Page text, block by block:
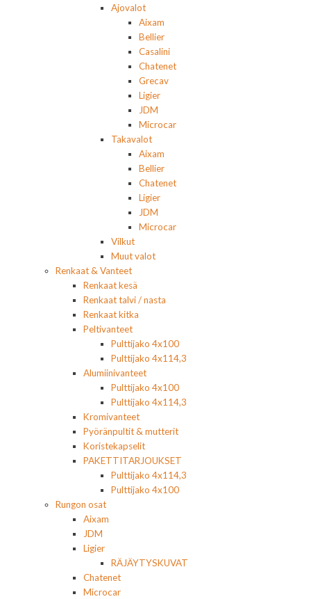
Ajovalot
Aixam
Bellier
Casalini
Chatenet
Grecav
Ligier
JDM
Microcar
Takavalot
Aixam
Bellier
Chatenet
Ligier
JDM
Microcar
Vilkut
Muut valot
Renkaat & Vanteet
Renkaat kesä
Renkaat talvi / nasta
Renkaat kitka
Peltivanteet
Pulttijako 4x100
Pulttijako 4x114,3
Alumiinivanteet
Pulttijako 4x100
Pulttijako 4x114,3
Kromivanteet
Pyöränpultit & mutterit
Koristekapselit
PAKETTITARJOUKSET
Pulttijako 4x114,3
Pulttijako 4x100
Rungon osat
Aixam
JDM
Ligier
RÄJÄYTYSKUVAT
Chatenet
Microcar